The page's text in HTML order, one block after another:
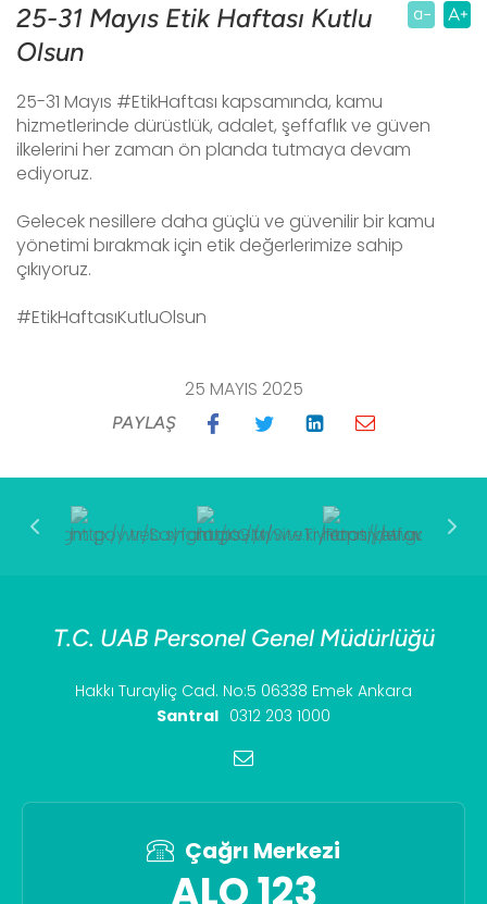
25-31 Mayıs Etik Haftası Kutlu
Olsun
25-31 Mayıs #EtikHaftası kapsamında, kamu
hizmetlerinde dürüstlük, adalet, şeffaflık ve güven
ilkelerini her zaman ön planda tutmaya devam
ediyoruz.
Gelecek nesillere daha güçlü ve güvenilir bir kamu
yönetimi bırakmak için etik değerlerimize sahip
çıkıyoruz.
#EtikHaftasıKutluOlsun
25 MAYIS 2025
PAYLAŞ
T.C. UAB Personel Genel Müdürlüğü
Hakkı Turayliç Cad. No:5 06338 Emek Ankara
Santral 0312 203 1000
Çağrı Merkezi
ALO 123